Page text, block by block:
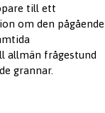
till ett
om den pågående
allmän frågestund
grannar.